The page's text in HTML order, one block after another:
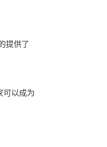
提供了
可以成为